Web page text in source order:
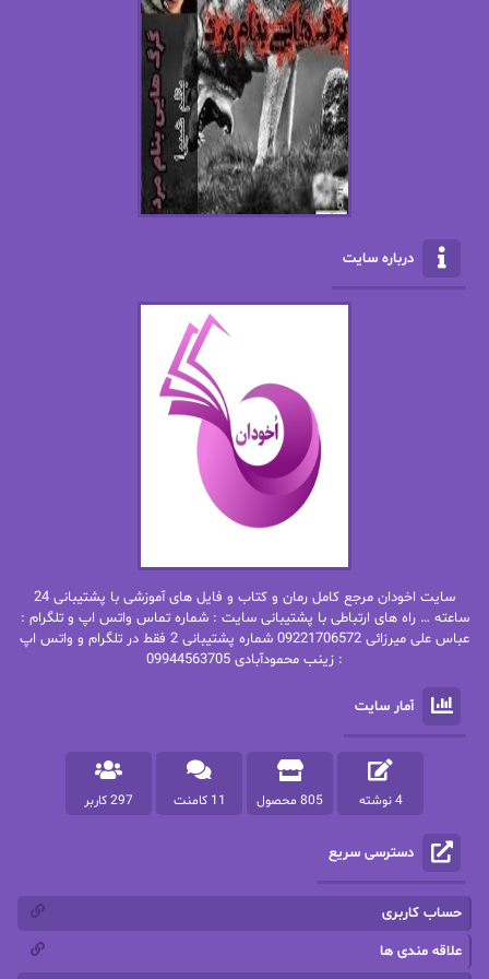
اصغر زاده
اکرم محمدی
الف صاد
الکساندر دوما
الناز پاکپور‌
الناز محمدی
امیر فرهی
باران
بهار سلطانی
بهاره شیرازی
بهاره.م
بیتا فرخی
پاتریشیا ویلسون پرتو فرهمند
پرستو اسحقی
پرستو مهاجر
پرهام رسولی
پروانه قدیمی پروانه محمدی
پریسا شکور(طوفان خاموش)
پنلوپه وارد
درباره سایت
سایت اخودان مرجع کامل رمان و کتاب و فایل های آموزشی با پشتیبانی 24
ساعته … راه های ارتباطی با پشتیبانی سایت : شماره تماس واتس اپ و تلگرام :
عباس علی میرزائی 09221706572 شماره پشتیبانی 2 فقط در تلگرام و واتس اپ
: زینب محمودآبادی 09944563705
آمار سایت
4 نوشته 805 محصول 11 کامنت 297 کاربر
دسترسی سریع
حساب کاربری
علاقه مندی ها